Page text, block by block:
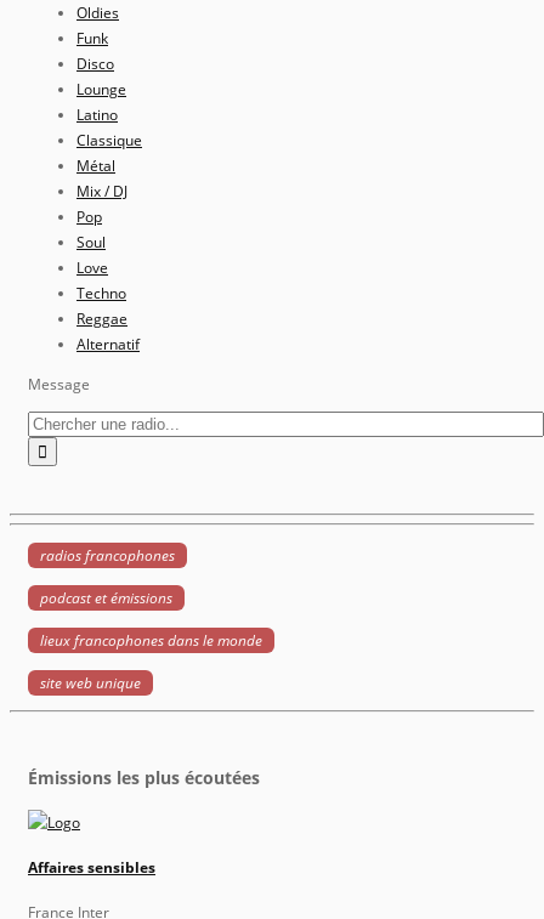
Oldies
Funk
Disco
Lounge
Latino
Classique
Métal
Mix / DJ
Pop
Soul
Love
Techno
Reggae
Alternatif
Message
radios francophones
podcast et émissions
lieux francophones dans le monde
site web unique
Émissions les plus écoutées
Affaires sensibles
France Inter